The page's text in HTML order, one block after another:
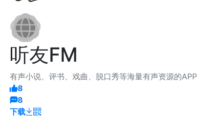
听友FM
有声小说、评书、戏曲、脱口秀等海量有声资源的APP
8
8
下载